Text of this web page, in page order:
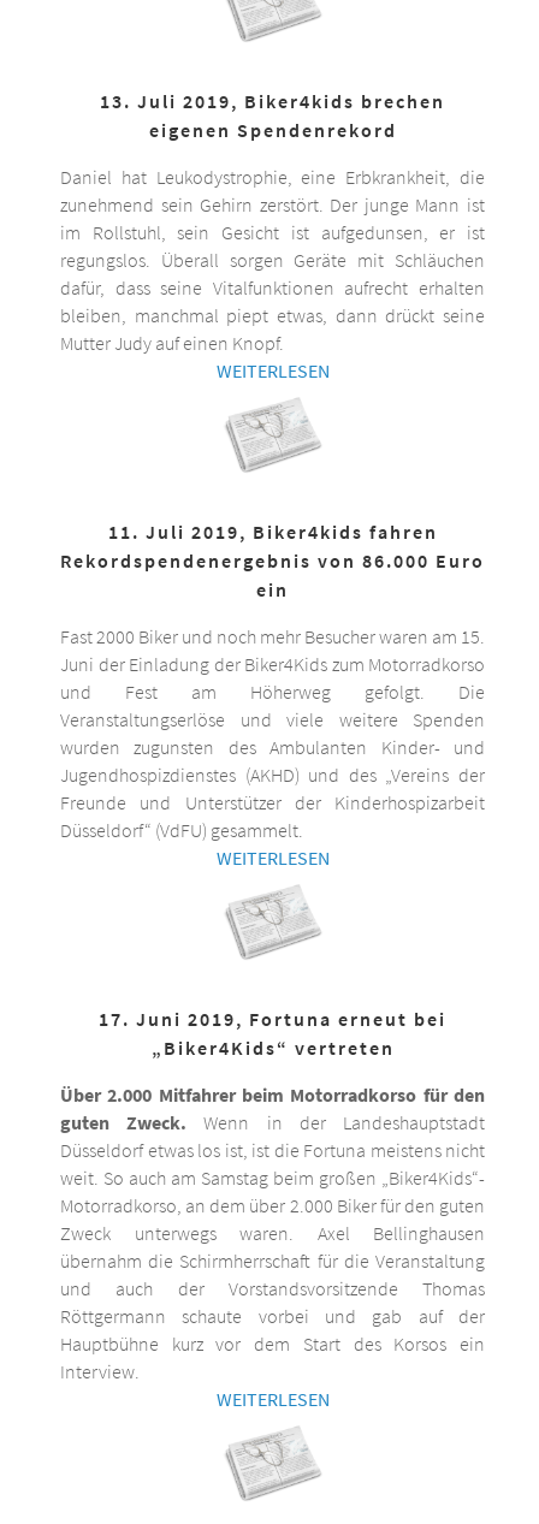
13. Juli 2019, Biker4kids brechen
eigenen Spendenrekord
Daniel hat Leukodystrophie, eine Erbkrankheit, die
zunehmend sein Gehirn zerstört. Der junge Mann ist
im Rollstuhl, sein Gesicht ist aufgedunsen, er ist
regungslos. Überall sorgen Geräte mit Schläuchen
dafür, dass seine Vitalfunktionen aufrecht erhalten
bleiben, manchmal piept etwas, dann drückt seine
Mutter Judy auf einen Knopf.
WEITERLESEN
11. Juli 2019, Biker4kids fahren
Rekordspendenergebnis von 86.000 Euro
ein
Fast 2000 Biker und noch mehr Besucher waren am 15.
Juni der Einladung der Biker4Kids zum Motorradkorso
und Fest am Höherweg gefolgt. Die
Veranstaltungserlöse und viele weitere Spenden
wurden zugunsten des Ambulanten Kinder- und
Jugendhospizdienstes (AKHD) und des „Vereins der
Freunde und Unterstützer der Kinderhospizarbeit
Düsseldorf“ (VdFU) gesammelt.
WEITERLESEN
17. Juni 2019, Fortuna erneut bei
„Biker4Kids“ vertreten
Über 2.000 Mitfahrer beim Motorradkorso für den
guten Zweck. Wenn in der Landeshauptstadt
Düsseldorf etwas los ist, ist die Fortuna meistens nicht
weit. So auch am Samstag beim großen „Biker4Kids“-
Motorradkorso, an dem über 2.000 Biker für den guten
Zweck unterwegs waren. Axel Bellinghausen
übernahm die Schirmherrschaft für die Veranstaltung
und auch der Vorstandsvorsitzende Thomas
Röttgermann schaute vorbei und gab auf der
Hauptbühne kurz vor dem Start des Korsos ein
Interview.
WEITERLESEN